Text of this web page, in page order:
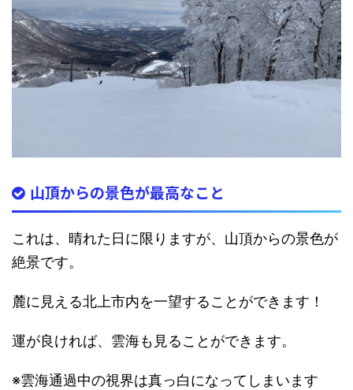
山頂からの景色が最高なこと
これは、晴れた日に限りますが、山頂からの景色が
絶景です。
麓に見える北上市内を一望することができます！
運が良ければ、雲海も見ることができます。
※雲海通過中の視界は真っ白になってしまいます